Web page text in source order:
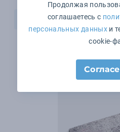
В корзину
Продолжая
соглашаетесь с
персональных данныхи
cookie-